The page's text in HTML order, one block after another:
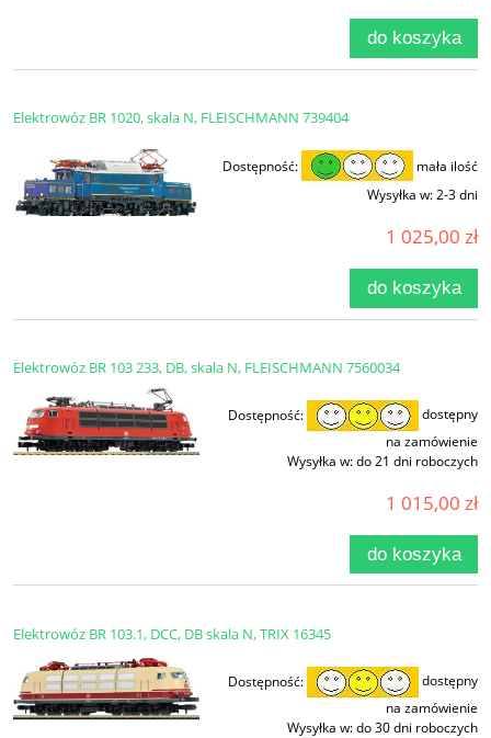
do koszyka
Elektrowóz BR 1020, skala N, FLEISCHMANN 739404
Dostępność:
mała ilość
Wysyłka w:2-3 dni
1 025,00 zł
do koszyka
Elektrowóz BR 103 233, DB, skala N, FLEISCHMANN 7560034
Dostępność:
dostępny
na zamówienie
Wysyłka w:do 21 dni roboczych
1 015,00 zł
do koszyka
Elektrowóz BR 103.1, DCC, DB skala N, TRIX 16345
Dostępność:
dostępny
na zamówienie
Wysyłka w:do 30 dni roboczych